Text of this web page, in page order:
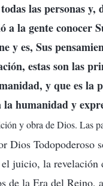
las personas
a la gente conocer
y es, Sus
estas son las
y que es la
la humanidad y
y obra de Dios. Las
Dios Todopoderoso
juicio, la revelación
de la Era del Reino,